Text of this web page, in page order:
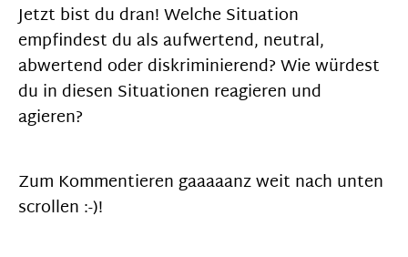
Jetzt bist du dran! Welche Situation
empfindest du als aufwertend, neutral,
abwertend oder diskriminierend? Wie würdest
du in diesen Situationen reagieren und
agieren?
Zum Kommentieren gaaaaanz weit nach unten
scrollen :-)!